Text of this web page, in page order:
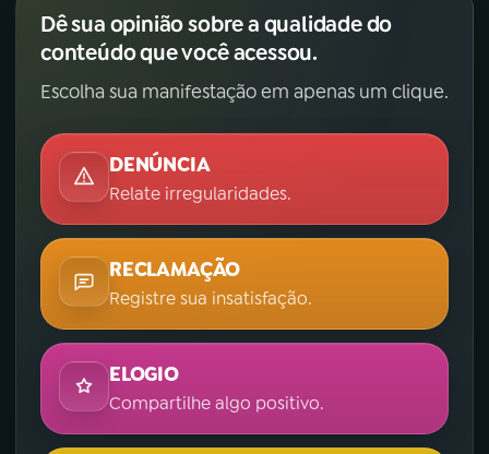
Dê sua opinião sobre a qualidade do
conteúdo que você acessou.
Escolha sua manifestação em apenas um clique.
DENÚNCIA
Relate irregularidades.
RECLAMAÇÃO
Registre sua insatisfação.
ELOGIO
Compartilhe algo positivo.